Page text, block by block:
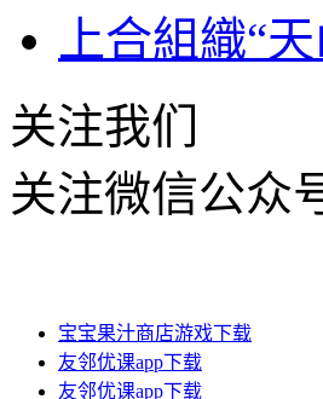
上合組織“
关注我们
关注微信公众
宝宝果汁商店游戏下载
友邻优课app下载
友邻优课app下载